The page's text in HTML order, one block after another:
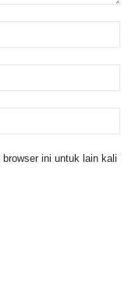
ini untuk lain kali